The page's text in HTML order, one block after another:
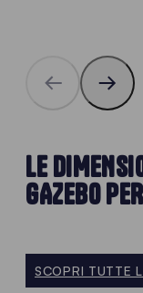
LE
GAZEBO
SCOPRI TUTTE